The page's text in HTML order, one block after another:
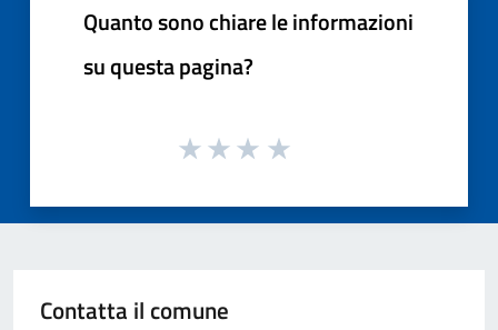
Quanto sono chiare le informazioni
su questa pagina?
Contatta il comune